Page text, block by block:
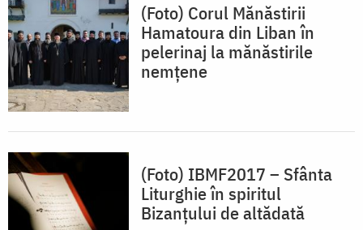
(Foto) Corul Mănăstirii
Hamatoura din Liban în
pelerinaj la mănăstirile
nemţene
(Foto) IBMF2017 – Sfânta
Liturghie în spiritul
Bizanțului de altădată